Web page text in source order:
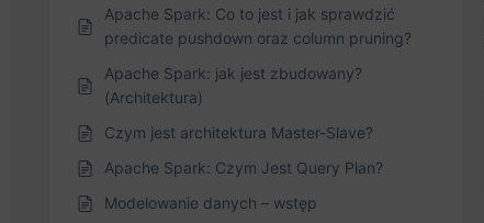
Apache Spark: Co to jest i jak sprawdzić
predicate pushdown oraz column pruning?
Apache Spark: jak jest zbudowany?
(Architektura)
Czym jest architektura Master-Slave?
Apache Spark: Czym Jest Query Plan?
Modelowanie danych – wstęp